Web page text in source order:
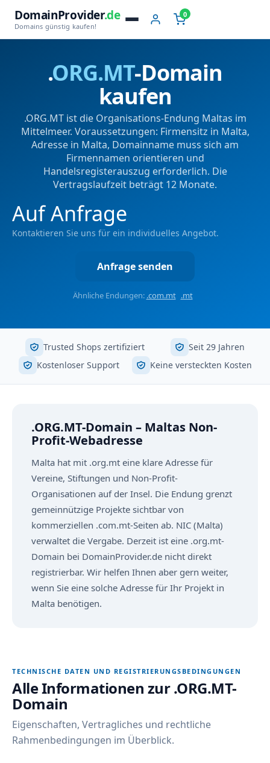
DomainProvider.de
Domains günstig kaufen!
0
.ORG.MT-Domain
kaufen
.ORG.MT ist die Organisations-Endung Maltas im
Mittelmeer. Voraussetzungen: Firmensitz in Malta,
Adresse in Malta, Domainname muss sich am
Firmennamen orientieren und
Handelsregisterauszug erforderlich. Die
Vertragslaufzeit beträgt 12 Monate.
Auf Anfrage
Kontaktieren Sie uns für ein individuelles Angebot.
Anfrage senden
Ähnliche Endungen: .com.mt .mt
Trusted Shops zertifiziert
Seit 29 Jahren
Kostenloser Support
Keine versteckten Kosten
.ORG.MT-Domain – Maltas Non-
Profit-Webadresse
Malta hat mit .org.mt eine klare Adresse für
Vereine, Stiftungen und Non-Profit-
Organisationen auf der Insel. Die Endung grenzt
gemeinnützige Projekte sichtbar von
kommerziellen .com.mt-Seiten ab. NIC (Malta)
verwaltet die Vergabe. Derzeit ist eine .org.mt-
Domain bei DomainProvider.de nicht direkt
registrierbar. Wir helfen Ihnen aber gern weiter,
wenn Sie eine solche Adresse für Ihr Projekt in
Malta benötigen.
TECHNISCHE DATEN UND REGISTRIERUNGSBEDINGUNGEN
Alle Informationen zur .ORG.MT-
Domain
Eigenschaften, Vertragliches und rechtliche
Rahmenbedingungen im Überblick.